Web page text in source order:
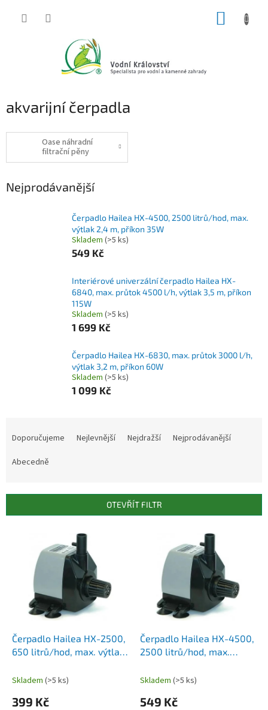
akvarijní čerpadla
Oase náhradní
filtrační pěny
Nejprodávanější
Čerpadlo Hailea HX-4500, 2500 litrů/hod, max.
výtlak 2,4 m, příkon 35W
Skladem (>5 ks)
549 Kč
Interiérové univerzální čerpadlo Hailea HX-
6840, max. průtok 4500 l/h, výtlak 3,5 m, příkon
115W
Skladem (>5 ks)
1 699 Kč
Čerpadlo Hailea HX-6830, max. průtok 3000 l/h,
výtlak 3,2 m, příkon 60W
Skladem (>5 ks)
1 099 Kč
r
Doporučujeme Nejlevnější Nejdražší
Nejprodávanější
Abecedně
OTEVŘÍT FILTR
Čerpadlo Hailea HX-2500,
650 litrů/hod, max. výtlak
Skladem (>5 ks)
399 Kč
Čerpadlo Hailea HX-4500,
2500 litrů/hod, max.
Skladem (>5 ks)
549 Kč